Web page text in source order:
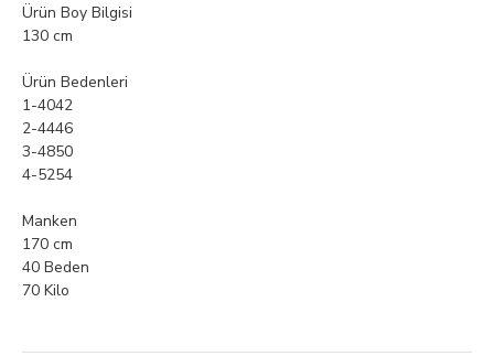
Ürün Boy Bilgisi
130 cm
Ürün Bedenleri
1-4042
2-4446
3-4850
4-5254
Manken
170 cm
40 Beden
70 Kilo